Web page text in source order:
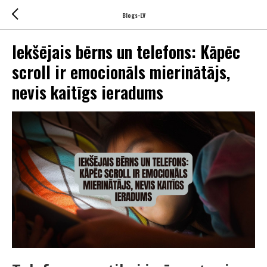
Blogs-LV
Iekšējais bērns un telefons: Kāpēc
scroll ir emocionāls mierinātājs,
nevis kaitīgs ieradums